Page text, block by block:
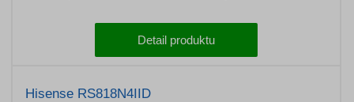
Detail produktu
Hisense RS818N4IID